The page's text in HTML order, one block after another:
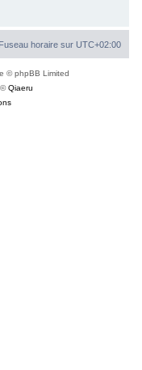
Fuseau horaire sur UTC+02:00
© phpBB Limited
©Qiaeru